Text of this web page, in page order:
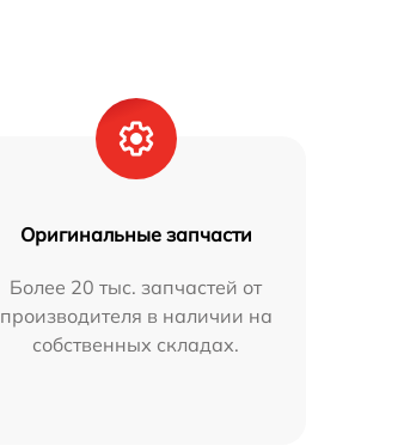
Оригинальные запчасти
Более 20 тыс. запчастей от
производителя в наличии на
собственных складах.